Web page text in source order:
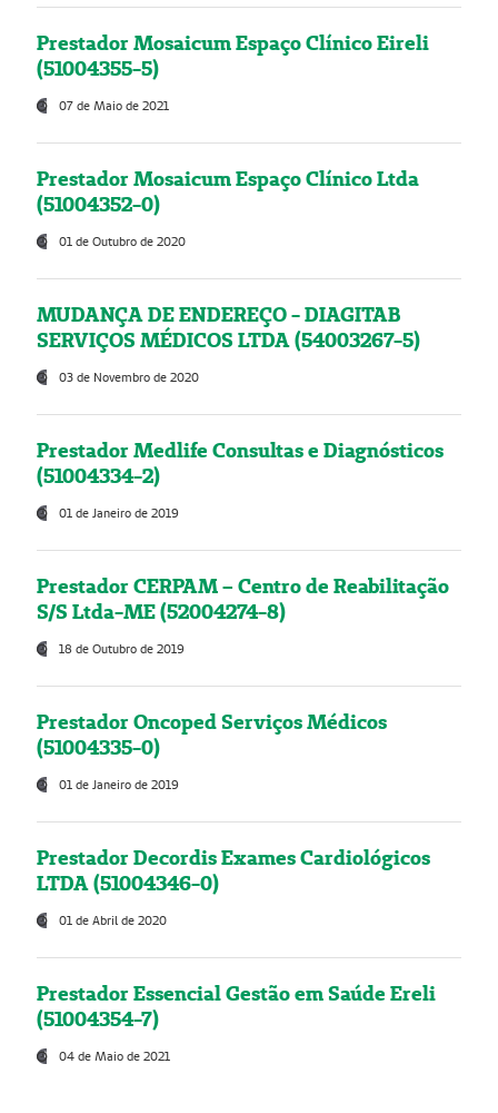
Prestador Mosaicum Espaço Clínico Eireli
(51004355-5)
07 de Maio de 2021
Prestador Mosaicum Espaço Clínico Ltda
(51004352-0)
01 de Outubro de 2020
MUDANÇA DE ENDEREÇO - DIAGITAB
SERVIÇOS MÉDICOS LTDA (54003267-5)
03 de Novembro de 2020
Prestador Medlife Consultas e Diagnósticos
(51004334-2)
01 de Janeiro de 2019
Prestador CERPAM – Centro de Reabilitação
S/S Ltda-ME (52004274-8)
18 de Outubro de 2019
Prestador Oncoped Serviços Médicos
(51004335-0)
01 de Janeiro de 2019
Prestador Decordis Exames Cardiológicos
LTDA (51004346-0)
01 de Abril de 2020
Prestador Essencial Gestão em Saúde Ereli
(51004354-7)
04 de Maio de 2021